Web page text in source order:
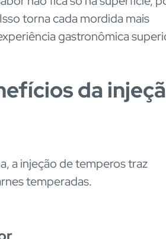
torna cada mordida mais
gastronômica
da
a injeção de temperos traz
temperadas.